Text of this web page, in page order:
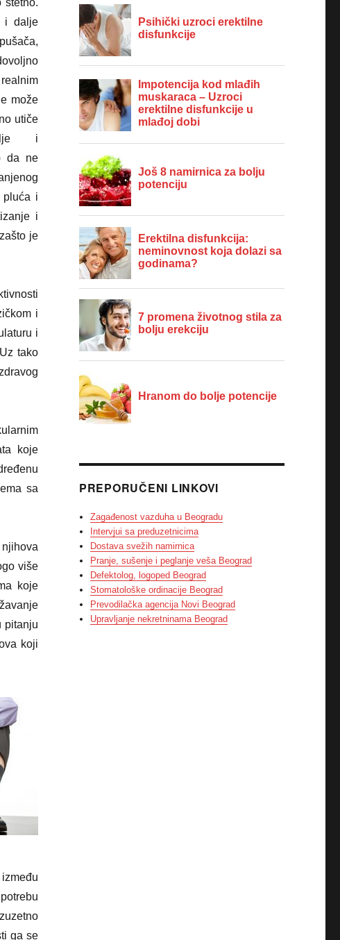
štetno.
i dalje
može
utiče
i
da ne
pluća i
i
je
i
i
tako
koje
sa
više
koje
pitanju
koji
ga se
PREPORUČENI LINKOVI
Zagađenost vazduha u Beogradu
Intervjui sa preduzetnicima
Dostava svežih namirnica
Pranje, sušenje i peglanje veša Beograd
Defektolog, logoped Beograd
Stomatološke ordinacije Beograd
Prevodilačka agencija Novi Beograd
Upravljanje nekretninama Beograd